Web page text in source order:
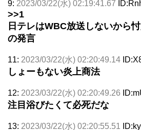
9: 2023/03/22(水) 02:19:41.67
>>1
日テレはWBC放送しないから
の発言
11: 2023/03/22(水) 02:20:49.14
しょーもない炎上商法
12: 2023/03/22(水) 02:20:49.26
注目浴びたくて必死だな
13: 2023/03/22(水) 02:20:55.51